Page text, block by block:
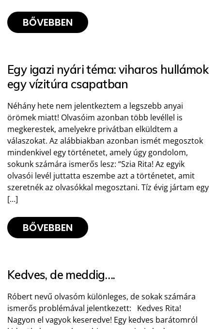
BŐVEBBEN
Egy igazi nyári téma: viharos hullámok
egy vízitúra csapatban
Néhány hete nem jelentkeztem a legszebb anyai
örömek miatt! Olvasóim azonban több levéllel is
megkerestek, amelyekre privátban elküldtem a
válaszokat. Az alábbiakban azonban ismét megosztok
mindenkivel egy történetet, amely úgy gondolom,
sokunk számára ismerős lesz: “Szia Rita! Az egyik
olvasói levél juttatta eszembe azt a történetet, amit
szeretnék az olvasókkal megosztani. Tíz évig jártam egy
[…]
BŐVEBBEN
Kedves, de meddig….
Róbert nevű olvasóm különleges, de sokak számára
ismerős problémával jelentkezett: Kedves Rita!
Nagyon el vagyok keseredve! Egy kedves barátomról